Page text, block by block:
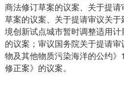
商法修订草案的议案、关于提
草案的议案、关于提请审议关
境创新试点城市暂时调整适用
的议案；审议国务院关于提请
物及其他物质污染海洋的公约
修正案》的议案。